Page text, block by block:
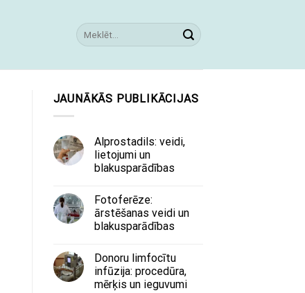
JAUNĀKĀS PUBLIKĀCIJAS
Alprostadils: veidi,
lietojumi un
blakusparādības
Fotoferēze:
ārstēšanas veidi un
blakusparādības
Donoru limfocītu
infūzija: procedūra,
mērķis un ieguvumi